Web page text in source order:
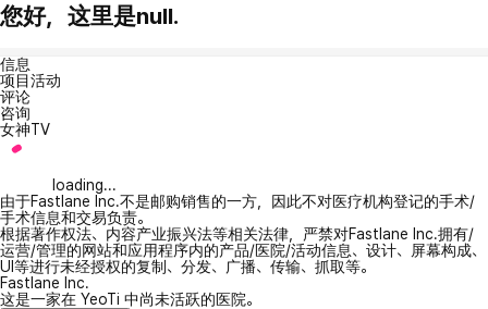
您好，这里是null.
信息
项目活动
评论
咨询
女神TV
loading...
由于Fastlane Inc.不是邮购销售的一方，因此不对医疗机构登记的手术/
手术信息和交易负责。
根据著作权法、内容产业振兴法等相关法律，严禁对Fastlane Inc.拥有/
运营/管理的网站和应用程序内的产品/医院/活动信息、设计、屏幕构成、
UI等进行未经授权的复制、分发、广播、传输、抓取等。
Fastlane Inc.
这是一家在 YeoTi 中尚未活跃的医院。